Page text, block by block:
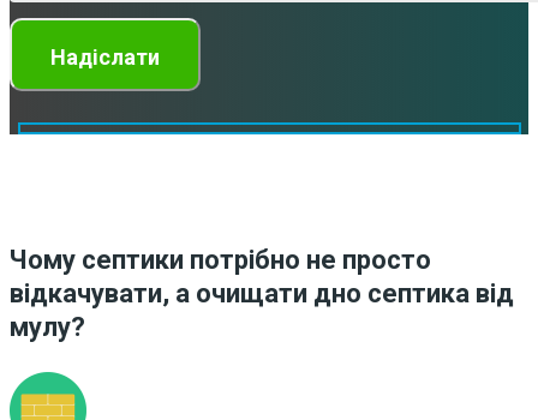
Чому септики потрібно не просто
відкачувати, а очищати дно септика від
мулу?